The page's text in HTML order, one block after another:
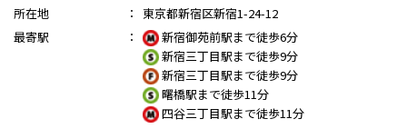
所在地
：
東京都新宿区新宿1-24-12
最寄駅
：
新宿御苑前駅まで徒歩6分
新宿三丁目駅まで徒歩9分
新宿三丁目駅まで徒歩9分
曙橋駅まで徒歩11分
四谷三丁目駅まで徒歩11分